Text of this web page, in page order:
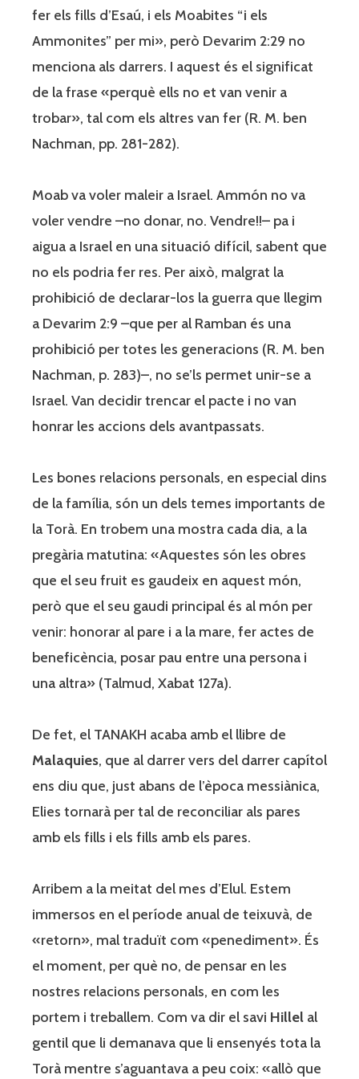
fer els fills d’Esaú, i els Moabites “i els
Ammonites” per mi», però Devarim 2:29 no
menciona als darrers. I aquest és el significat
de la frase «perquè ells no et van venir a
trobar», tal com els altres van fer (R. M. ben
Nachman, pp. 281-282).
Moab va voler maleir a Israel. Ammón no va
voler vendre –no donar, no. Vendre!!– pa i
aigua a Israel en una situació difícil, sabent que
no els podria fer res. Per això, malgrat la
prohibició de declarar-los la guerra que llegim
a Devarim 2:9 –que per al Ramban és una
prohibició per totes les generacions (R. M. ben
Nachman, p. 283)–, no se’ls permet unir-se a
Israel. Van decidir trencar el pacte i no van
honrar les accions dels avantpassats.
Les bones relacions personals, en especial dins
de la família, són un dels temes importants de
la Torà. En trobem una mostra cada dia, a la
pregària matutina: «Aquestes són les obres
que el seu fruit es gaudeix en aquest món,
però que el seu gaudi principal és al món per
venir: honorar al pare i a la mare, fer actes de
beneficència, posar pau entre una persona i
una altra» (Talmud, Xabat 127a).
De fet, el TANAKH acaba amb el llibre de
Malaquies, que al darrer vers del darrer capítol
ens diu que, just abans de l’època messiànica,
Elies tornarà per tal de reconciliar als pares
amb els fills i els fills amb els pares.
Arribem a la meitat del mes d’Elul. Estem
immersos en el període anual de teixuvà, de
«retorn», mal traduït com «penediment». És
el moment, per què no, de pensar en les
nostres relacions personals, en com les
portem i treballem. Com va dir el savi Hillel al
gentil que li demanava que li ensenyés tota la
Torà mentre s’aguantava a peu coix: «allò que